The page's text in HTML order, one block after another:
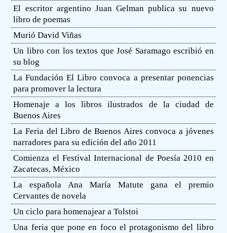
El escritor argentino Juan Gelman publica su nuevo
libro de poemas
Murió David Viñas
Un libro con los textos que José Saramago escribió en
su blog
La Fundación El Libro convoca a presentar ponencias
para promover la lectura
Homenaje a los libros ilustrados de la ciudad de
Buenos Aires
La Feria del Libro de Buenos Aires convoca a jóvenes
narradores para su edición del año 2011
Comienza el Festival Internacional de Poesía 2010 en
Zacatecas, México
La española Ana María Matute gana el premio
Cervantes de novela
Un ciclo para homenajear a Tolstoi
Una feria que pone en foco el protagonismo del libro